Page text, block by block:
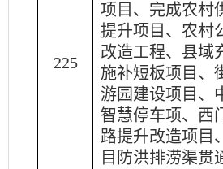
225
项目、完成农村
提升项目、农村
改造工程、县域
施补短板项目、
游园建设项目、
智慧停车项、西
路提升改造项目
目防洪排涝渠贯